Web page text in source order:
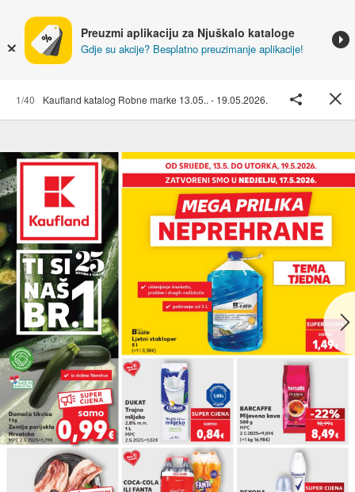
Preuzmi aplikaciju za Njuškalo kataloge
Gdje su akcije? Besplatno preuzimanje aplikacije!
1/40 Kaufland katalog Robne marke 13.05.. - 19.05.2026.